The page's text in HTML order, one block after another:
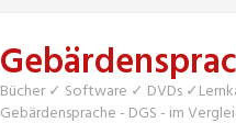
Bücher ✓ Software ✓ DVDs
Gebärdensprache - DGS - im